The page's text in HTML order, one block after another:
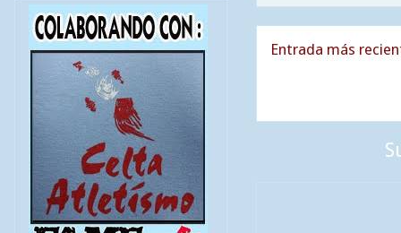
Entrada más